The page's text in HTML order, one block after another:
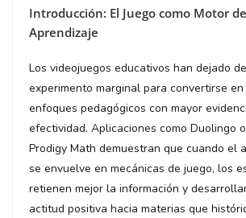
Introducción: El Juego como Motor de
Aprendizaje
Los videojuegos educativos han dejado
experimento marginal para convertirse
enfoques pedagógicos con mayor
efectividad. Aplicaciones como Duolingo o
Prodigy Math demuestran que cuando el
se envuelve en mecánicas de juego, los
retienen mejor la información y
actitud positiva hacia materias que